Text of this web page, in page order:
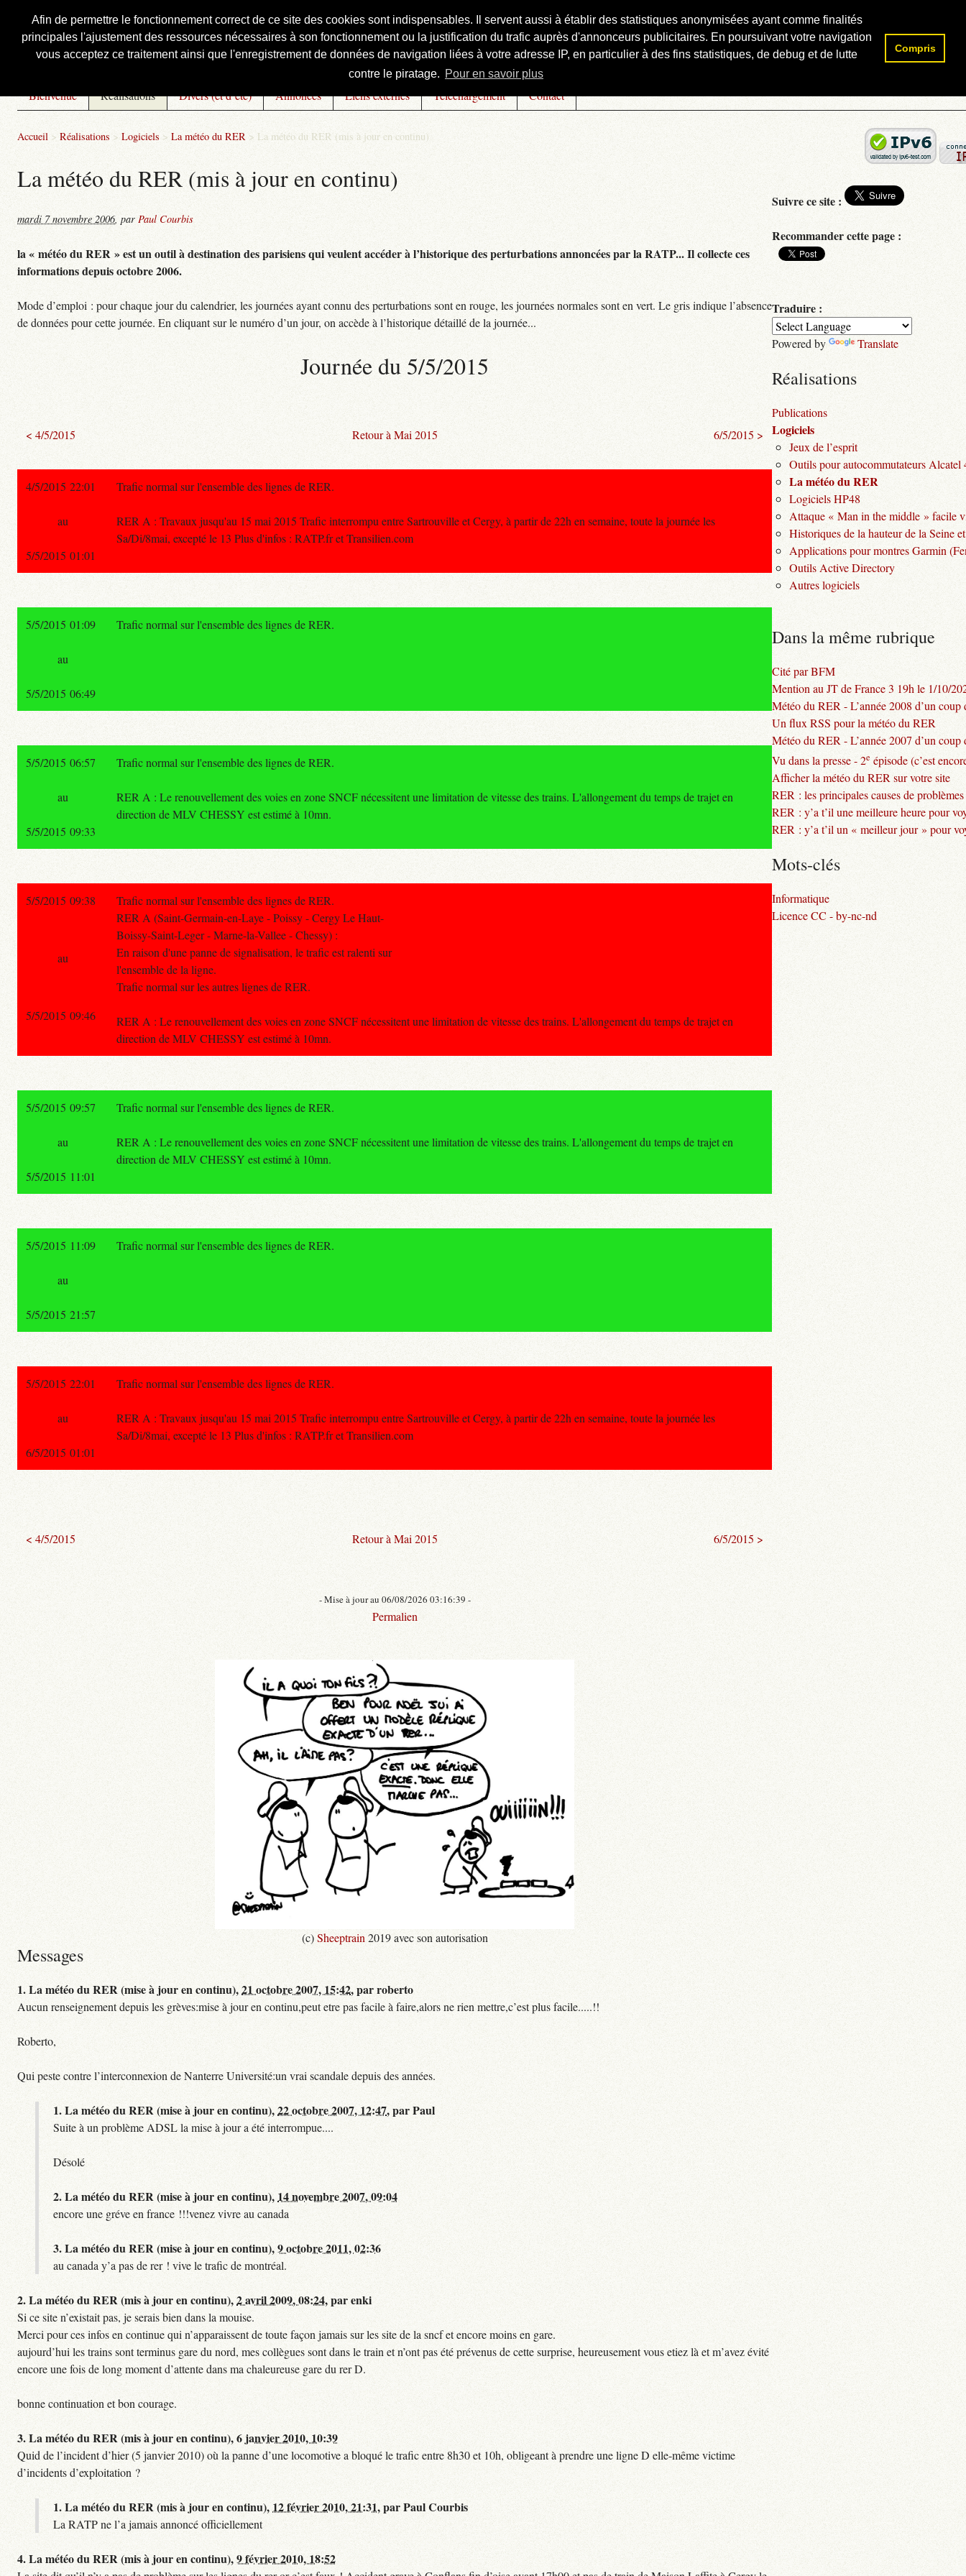
Afin de permettre le fonctionnement correct de ce site des cookies sont indispensables. Il servent aussi à établir des statistiques anonymisées ayant comme finalités
principales l'ajustement des ressources nécessaires à son fonctionnement ou la justification du trafic auprès d'annonceurs publicitaires. En poursuivant votre navigation
vous acceptez ce traitement ainsi que l'enregistrement de données de navigation liées à votre adresse IP, en particulier à des fins statistiques, de debug et de lutte
contre le piratage. Pour en savoir plus
Compris
Courbis, « LE » Blog Officiel
Bienvenue Réalisations Divers (et d’été) Annonces Liens externes Téléchargement Contact
Accueil > Réalisations > Logiciels > La météo du RER > La météo du RER (mis à jour en continu)
La météo du RER (mis à jour en continu)
mardi 7 novembre 2006, par Paul Courbis
la « météo du RER » est un outil à destination des parisiens qui veulent accéder à l’historique des perturbations annoncées par la RATP... Il collecte ces
informations depuis octobre 2006.
Mode d’emploi : pour chaque jour du calendrier, les journées ayant connu des perturbations sont en rouge, les journées normales sont en vert. Le gris indique l’absence
de données pour cette journée. En cliquant sur le numéro d’un jour, on accède à l’historique détaillé de la journée...
Journée du 5/5/2015
< 4/5/2015 Retour à Mai 2015 6/5/2015 >
4/5/2015 22:01 Trafic normal sur l'ensemble des lignes de RER.
RER A : Travaux jusqu'au 15 mai 2015 Trafic interrompu entre Sartrouville et Cergy, à partir de 22h en semaine, toute la journée les
Sa/Di/8mai, excepté le 13 Plus d'infos : RATP.fr et Transilien.com
au
5/5/2015 01:01
5/5/2015 01:09 Trafic normal sur l'ensemble des lignes de RER.
au
5/5/2015 06:49
5/5/2015 06:57 Trafic normal sur l'ensemble des lignes de RER.
RER A : Le renouvellement des voies en zone SNCF nécessitent une limitation de vitesse des trains. L'allongement du temps de trajet en
direction de MLV CHESSY est estimé à 10mn.
au
5/5/2015 09:33
5/5/2015 09:38
Trafic normal sur l'ensemble des lignes de RER.
RER A (Saint-Germain-en-Laye - Poissy - Cergy Le Haut-
Boissy-Saint-Leger - Marne-la-Vallee - Chessy) :
En raison d'une panne de signalisation, le trafic est ralenti sur
l'ensemble de la ligne.
Trafic normal sur les autres lignes de RER.
RER A : Le renouvellement des voies en zone SNCF nécessitent une limitation de vitesse des trains. L'allongement du temps de trajet en
direction de MLV CHESSY est estimé à 10mn.
au
5/5/2015 09:46
5/5/2015 09:57 Trafic normal sur l'ensemble des lignes de RER.
RER A : Le renouvellement des voies en zone SNCF nécessitent une limitation de vitesse des trains. L'allongement du temps de trajet en
direction de MLV CHESSY est estimé à 10mn.
au
5/5/2015 11:01
5/5/2015 11:09 Trafic normal sur l'ensemble des lignes de RER.
au
5/5/2015 21:57
5/5/2015 22:01 Trafic normal sur l'ensemble des lignes de RER.
RER A : Travaux jusqu'au 15 mai 2015 Trafic interrompu entre Sartrouville et Cergy, à partir de 22h en semaine, toute la journée les
Sa/Di/8mai, excepté le 13 Plus d'infos : RATP.fr et Transilien.com
au
6/5/2015 01:01
< 4/5/2015 Retour à Mai 2015 6/5/2015 >
- Mise à jour au 06/08/2026 03:16:39 -
Permalien
(c)Sheeptrain 2019 avec son autorisation
Messages
1.La météo du RER (mise à jour en continu),21 octobre 2007, 15:42,parroberto
Aucun renseignement depuis les grèves:mise à jour en continu,peut etre pas facile à faire,alors ne rien mettre,c’est plus facile.....!!
Roberto,
Qui peste contre l’interconnexion de Nanterre Université:un vrai scandale depuis des années.
1.La météo du RER (mise à jour en continu),22 octobre 2007, 12:47,parPaul
Suite à un problème ADSL la mise à jour a été interrompue....
Désolé
2.La météo du RER (mise à jour en continu), 14 novembre 2007, 09:04
encore une gréve en france !!!venez vivre au canada
3.La météo du RER (mise à jour en continu),9 octobre 2011, 02:36
au canada y’a pas de rer ! vive le trafic de montréal.
2.La météo du RER (mis à jour en continu),2 avril 2009, 08:24,parenki
Si ce site n’existait pas, je serais bien dans la mouise.
Merci pour ces infos en continue qui n’apparaissent de toute façon jamais sur les site de la sncf et encore moins en gare.
aujourd’hui les trains sont terminus gare du nord, mes collègues sont dans le train et n’ont pas été prévenus de cette surprise, heureusement vous etiez là et m’avez évité
encore une fois de long moment d’attente dans ma chaleureuse gare du rer D.
bonne continuation et bon courage.
3.La météo du RER (mis à jour en continu),6 janvier 2010, 10:39
Quid de l’incident d’hier (5 janvier 2010) où la panne d’une locomotive a bloqué le trafic entre 8h30 et 10h, obligeant à prendre une ligne D elle-même victime
d’incidents d’exploitation ?
1.La météo du RER (mis à jour en continu), 12 février 2010, 21:31,parPaul Courbis
La RATP ne l’a jamais annoncé officiellement
4.La météo du RER (mis à jour en continu),9 février 2010, 18:52
Rechercher :
Suivre ce site :
Recommander cette page :
Traduire :
Powered by Translate
Réalisations
Publications
Logiciels
Jeux de l’esprit
Outils pour autocommutateurs Alcatel
La météo du RER
Logiciels HP48
Attaque « Man in the middle » facile
Historiques de la hauteur de la Seine
Applications pour montres Garmin
Outils Active Directory
Autres logiciels
Dans la même rubrique
Cité par BFM
Mention au JT de France 3 19h le 1/10/
Météo du RER - L’année 2008 d’un coup
Un flux RSS pour la météo du RER
Météo du RER - L’année 2007 d’un coup
Vu dans la presse - 2e épisode (c’est
Afficher la météo du RER sur votre site
RER : les principales causes de problèmes
RER : y’a t’il une meilleure heure pour
RER : y’a t’il un « meilleur jour » pour
Mots-clés
Informatique
Licence CC - by-nc-nd